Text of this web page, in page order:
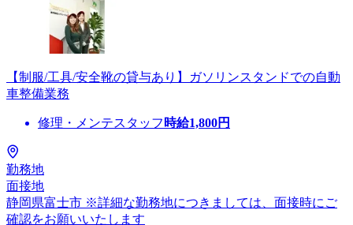
【制服/工具/安全靴の貸与あり】ガソリンスタンドでの自動
車整備業務
修理・メンテスタッフ 時給1,800円
勤務地
面接地
静岡県富士市 ※詳細な勤務地につきましては、面接時にご
確認をお願いいたします